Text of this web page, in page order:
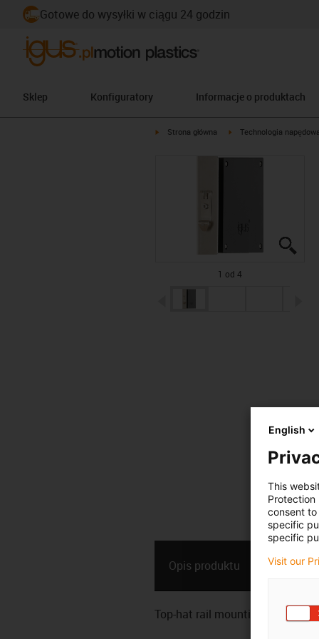
Gotowe do wysyłki w ciągu 24 godzin
Sklep Konfiguratory Informacje o produktach
igus-icon-arrow-right
Strona główna igus-icon-arrow-right
Technologia
1 od 4
Opis ­produktu
Dane
Top-hat rail mounting bracket
English
This
Protection
consent
specific
specific
Visit our